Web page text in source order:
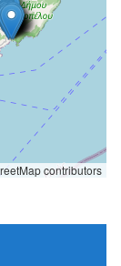
contributors